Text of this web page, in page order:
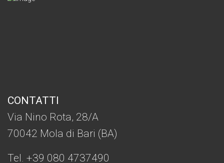
CONTATTI
Via Nino Rota, 28/A
70042 Mola di Bari (BA)
Tel. +39 080 4737490